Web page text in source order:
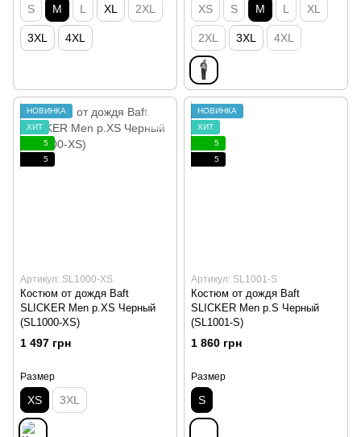
S M L XL 2XL
3XL 4XL
XS S M L XL
2XL 3XL 4XL
НОВИНКА
ХИТ
5
5
Артикул: SL1000-XS
Костюм от дождя Baft
SLICKER Men p.XS Черный
(SL1000-XS)
1 497 грн
Размер
XS 3XL
НОВИНКА
ХИТ
5
5
Артикул: SL1001-S
Костюм от дождя Baft
SLICKER Men p.S Черный
(SL1001-S)
1 860 грн
Размер
S